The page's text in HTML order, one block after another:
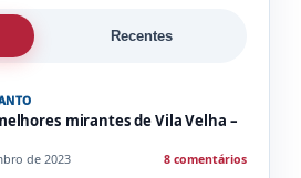
Recentes
mirantes de Vila Velha –
de 2023 8 comentários